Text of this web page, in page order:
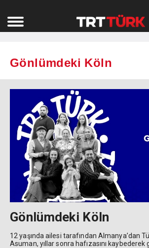
Gönlümdeki Köln
Gönlümdeki Köln
12 yaşında ailesi tarafından Almanya’dan
Asuman, yıllar sonra hafızasını kaybederek